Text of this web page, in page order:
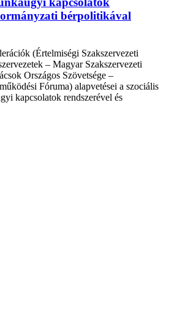
bérpolitikával
(Értelmiségi Szakszervezeti
– Magyar Szakszervezeti
Országos Szövetsége –
Fóruma) alapvetései a szociális
kapcsolatok rendszerével és